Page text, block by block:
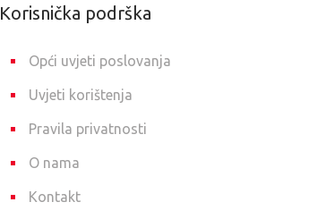
Korisnička podrška
Opći uvjeti poslovanja
Uvjeti korištenja
Pravila privatnosti
O nama
Kontakt